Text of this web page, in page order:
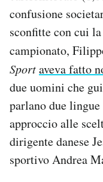
confusione
sconfitte con cui
campionato,
Sportaveva fatto
due uomini che
parlano due
approccio alle
dirigente danese
sportivo Andrea